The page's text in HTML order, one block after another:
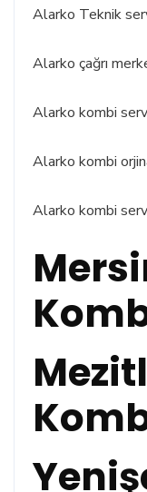
Alarko Teknik
Alarko çağrı
Alarko kombi
Alarko kombi
Alarko kombi